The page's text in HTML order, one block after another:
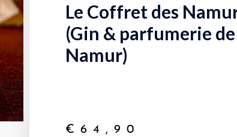
Le Coffret des
(Gin & parfumerie de
Namur)
€ 64,90